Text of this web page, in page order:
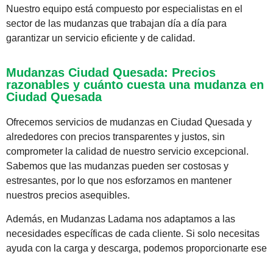
Nuestro equipo está compuesto por especialistas en el
sector de las mudanzas que trabajan día a día para
garantizar un servicio eficiente y de calidad.
Mudanzas Ciudad Quesada: Precios
razonables y cuánto cuesta una mudanza en
Ciudad Quesada
Ofrecemos servicios de mudanzas en Ciudad Quesada y
alrededores con precios transparentes y justos, sin
comprometer la calidad de nuestro servicio excepcional.
Sabemos que las mudanzas pueden ser costosas y
estresantes, por lo que nos esforzamos en mantener
nuestros precios asequibles.
Además, en Mudanzas Ladama nos adaptamos a las
necesidades específicas de cada cliente. Si solo necesitas
ayuda con la carga y descarga, podemos proporcionarte ese